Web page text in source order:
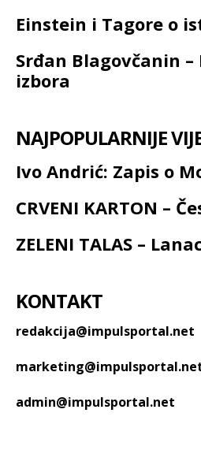
Einstein i Tagore o
Srđan Blagovčanin –
izbora
NAJPOPULARNIJE
Ivo Andrić: Zapis o
CRVENI KARTON –
ZELENI TALAS –
KONTAKT
redakcija@impulsportal.net
admin@impulsportal.net